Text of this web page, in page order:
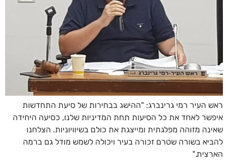
ראש העיר רמי גרינברג: "ההישג בבחירות של סיעת התחדשות
איפשר לאחד את כל הסיעות תחת המדיניות שלנו, כסיעה היחידה
שאינה מזוהה מפלגתית ומייצגת את כולם בשיוויוניות. הצלחנו
להביא בשורה שטרם זכורה בעיר ויכולה לשמש מודל גם ברמה
הארצית."